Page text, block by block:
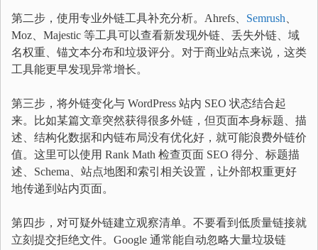
第二步，使用专业外链工具补充分析。Ahrefs、 Semrush
Moz、Majestic 等工具可以查看新发现外链、丢失外链、域
名权重、锚文本分布和垃圾评分。对于商业站点来说，这类
工具能更早发现异常增长。
第三步，将外链变化与 WordPress 站内 SEO 状态结合起
来。比如某篇文章突然获得很多外链，但页面本身标题、描
述、结构化数据和内链布局没有优化好，就可能浪费外链价
值。这里可以使用 Rank Math 检查页面 SEO 得分、标题描
述、Schema、站点地图和索引相关设置，让外部权重更好
地传递到站内页面。
第四步，对可疑外链建立观察清单。不要看到低质量链接就
立刻提交拒绝文件。Google 通常能自动忽略大量垃圾链